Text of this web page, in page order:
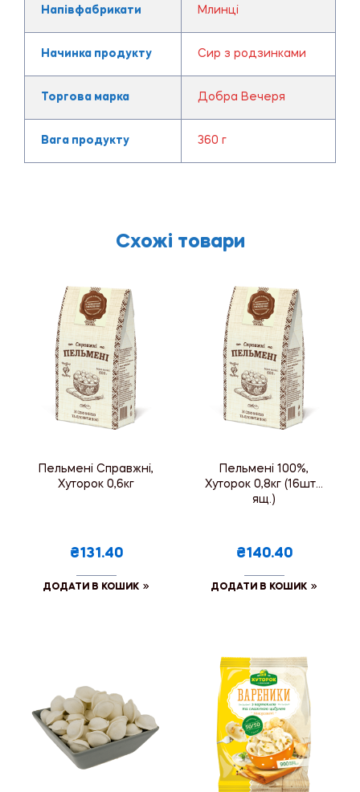
Напівфабрикати Млинці
Начинка продукту Сир з родзинками
Торгова марка Добра Вечеря
Вага продукту 360 г
Схожі товари
Пельмені Справжні,
Хуторок 0,6кг
₴131.40
ДОДАТИ В КОШИК
Пельмені 100%,
Хуторок 0,8кг (16шт./
ящ.)
₴140.40
ДОДАТИ В КОШИК